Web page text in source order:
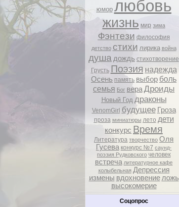
юмор любовь
жизнь мир зима
Фэнтези философия
детство стихи лирика война
душа дождь стихотворение
Грусть Поэзия надежда
Осень память выбор боль
семья Бог вераДроиды
Новый Год драконы
VenomGirl будущее Гроза
проза миниатюры лето дети
конкурс Время
Литература творчество Оля
Гусева конкурс №7 саунд-
поэзия Рудковского человек
встреча литературное кафе
колыбельная Депрессия
измены вдохновение ложь
высокомерие
Соцопрос